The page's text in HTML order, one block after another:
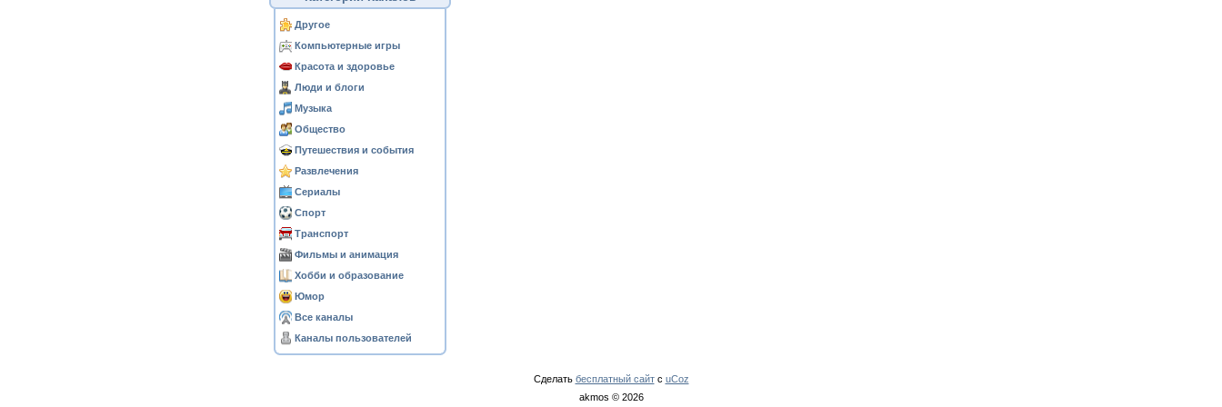
Другое
Компьютерные игры
Красота и здоровье
Люди и блоги
Музыка
Общество
Путешествия и события
Развлечения
Сериалы
Спорт
Транспорт
Фильмы и анимация
Хобби и образование
Юмор
Все каналы
Каналы пользователей
Сделать бесплатный сайтс uCoz
akmos © 2026